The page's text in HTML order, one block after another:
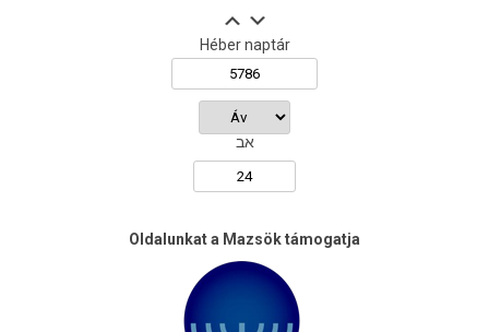
Héber naptár
אב
Oldalunkat a Mazsök támogatja